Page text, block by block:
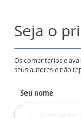
Seja o
Os comentários e
seus autores e não
Seu nome